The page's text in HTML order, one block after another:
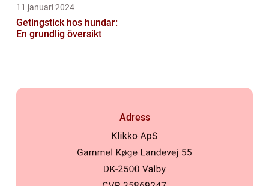
11 januari 2024
Getingstick hos hundar:
En grundlig översikt
Adress